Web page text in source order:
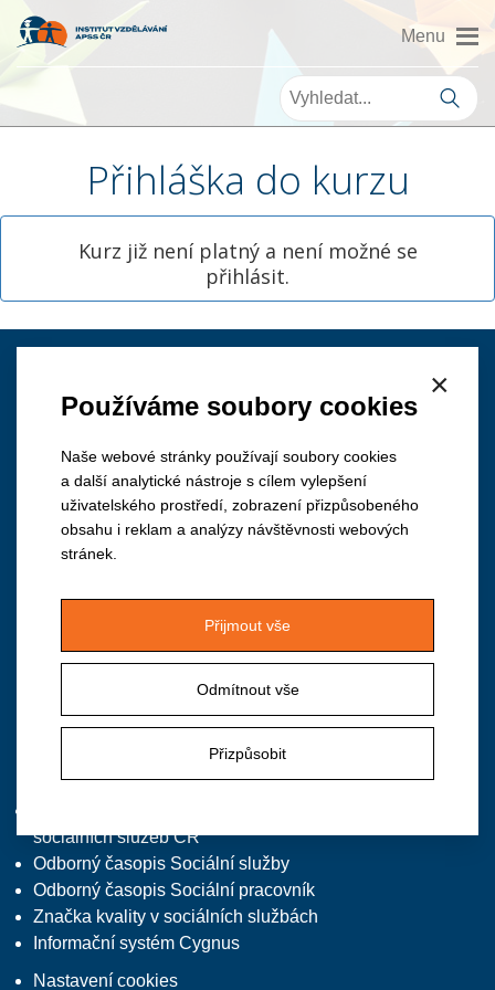
×
Používáme soubory cookies
Naše webové stránky používají soubory cookies
a další analytické nástroje s cílem vylepšení
uživatelského prostředí, zobrazení přizpůsobeného
obsahu i reklam a analýzy návštěvnosti webových
stránek.
Přijmout vše
Odmítnout vše
Přizpůsobit
Přihláška do kurzu
Kurz již není platný a není možné se
přihlásit.
Kontakt
T/F: +420 381 213 332, předvolba 2
E:institut@apsscr.cz
www.institutvzdelavani.cz
Zajímavé odkazy
sociálních služeb ČR
Odborný časopis Sociální služby
Odborný časopis Sociální pracovník
Značka kvality v sociálních službách
Informační systém Cygnus
Nastavení cookies